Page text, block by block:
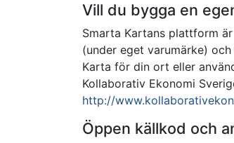
Vill du bygga en
Smarta Kartans plattform
(under eget varumärke)
Karta för din ort eller
Kollaborativ Ekonomi
http://
Öppen källkod och